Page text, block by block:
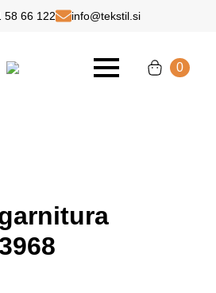
58 66 122 info@tekstil.si
0
basic text element.